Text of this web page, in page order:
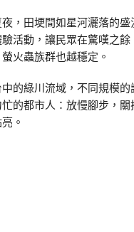
，田埂間如星河灑落的
活動，讓民眾在驚嘆之
火蟲族群也越穩定。
的綠川流域，不同規模
的都市人：放慢腳步，關
。